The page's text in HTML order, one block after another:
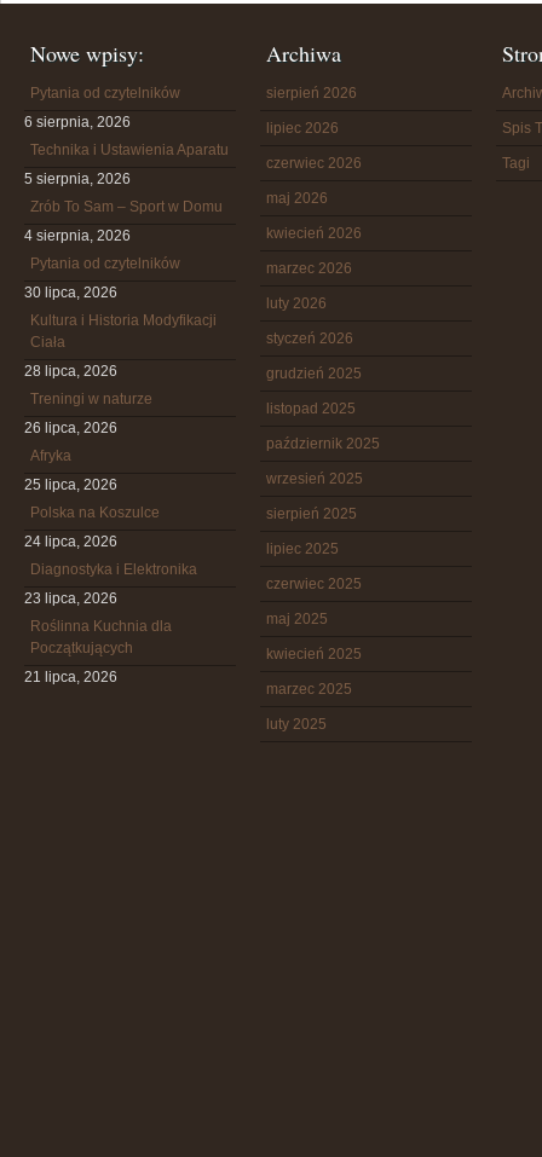
Nowe wpisy:
Pytania od czytelników
6 sierpnia, 2026
Technika i Ustawienia Aparatu
5 sierpnia, 2026
Zrób To Sam – Sport w Domu
4 sierpnia, 2026
Pytania od czytelników
30 lipca, 2026
Kultura i Historia Modyfikacji
Ciała
28 lipca, 2026
Treningi w naturze
26 lipca, 2026
Afryka
25 lipca, 2026
Polska na Koszulce
24 lipca, 2026
Diagnostyka i Elektronika
23 lipca, 2026
Roślinna Kuchnia dla
Początkujących
21 lipca, 2026
Archiwa
sierpień 2026
lipiec 2026
czerwiec 2026
maj 2026
kwiecień 2026
marzec 2026
luty 2026
styczeń 2026
grudzień 2025
listopad 2025
październik 2025
wrzesień 2025
sierpień 2025
lipiec 2025
czerwiec 2025
maj 2025
kwiecień 2025
marzec 2025
luty 2025
Spis
Tagi